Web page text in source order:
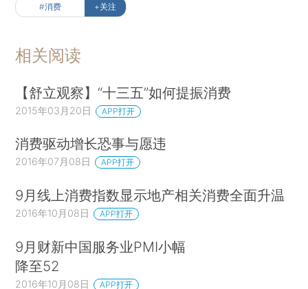
#消费 +关注
相关阅读
【舒立观察】“十三五”如何提振消费
2015年03月20日 APP打开
消费驱动增长恐事与愿违
2016年07月08日 APP打开
9月线上消费指数显示地产相关消费全面升温
2016年10月08日 APP打开
9月财新中国服务业PMI小幅
降至52
2016年10月08日 APP打开